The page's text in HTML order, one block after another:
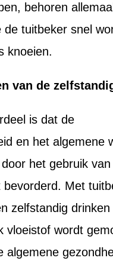
behoren
de tuitbeker snel
knoeien.
van de
is dat de
en het algemene
het gebruik van
bevorderd. Met
zelfstandig
vloeistof wordt
algemene